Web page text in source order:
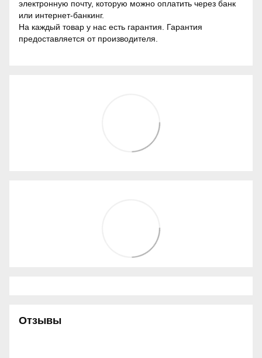
электронную почту, которую можно оплатить через банк
или интернет-банкинг.
На каждый товар у нас есть гарантия. Гарантия
предоставляется от производителя.
Отзывы